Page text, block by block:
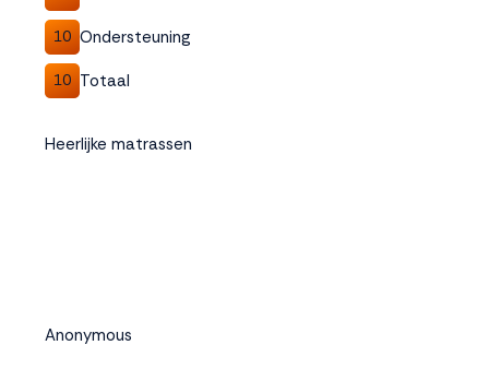
10 Ondersteuning
10 Totaal
Heerlijke matrassen
Anonymous